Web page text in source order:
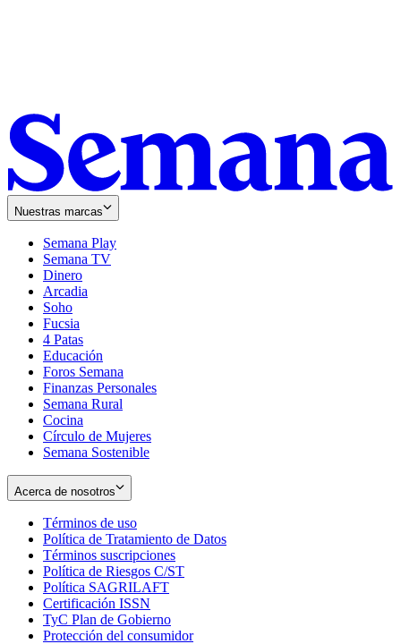
Nuestras marcas
Semana Play
Semana TV
Dinero
Arcadia
Soho
in
new
window
Fucsia
in
new
window
4 Patas
Educación
Foros Semana
Finanzas Personales
Semana Rural
Cocina
Círculo de Mujeres
Semana Sostenible
Acerca de nosotros
Términos de uso
in
new
window
Política de Tratamiento de Datos
Términos suscripciones
in
Política de Riesgos C/ST
Política SAGRILAFT
new
window
Certificación ISSN
in
new
TyC Plan de Gobierno
in
Protección del consumidorOpens